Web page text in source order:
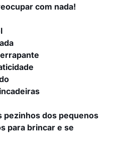
com nada!
pezinhos dos pequenos
para brincar e se